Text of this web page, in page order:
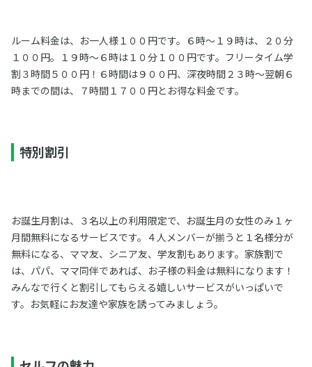
ルーム料金は、お一人様１００円です。６時～１９時は、２０分
１００円。１９時～６時は１０分１００円です。フリータイム学
割３時間５００円！６時間は９００円、深夜時間２３時～翌朝６
時までの間は、７時間１７００円とお得な料金です。
特別割引
お誕生月割は、３名以上の利用限定で、お誕生月の女性のみ１ヶ
月間無料になるサービスです。４人メンバーが揃うと１名様分が
無料になる、ママ友、シニア友、学友割もあります。家族割で
は、パパ、ママ同伴であれば、お子様の料金は無料になります！
みんなで行くと割引してもらえる嬉しいサービスがいっぱいで
す。お気軽にお友達や家族を誘ってみましょう。